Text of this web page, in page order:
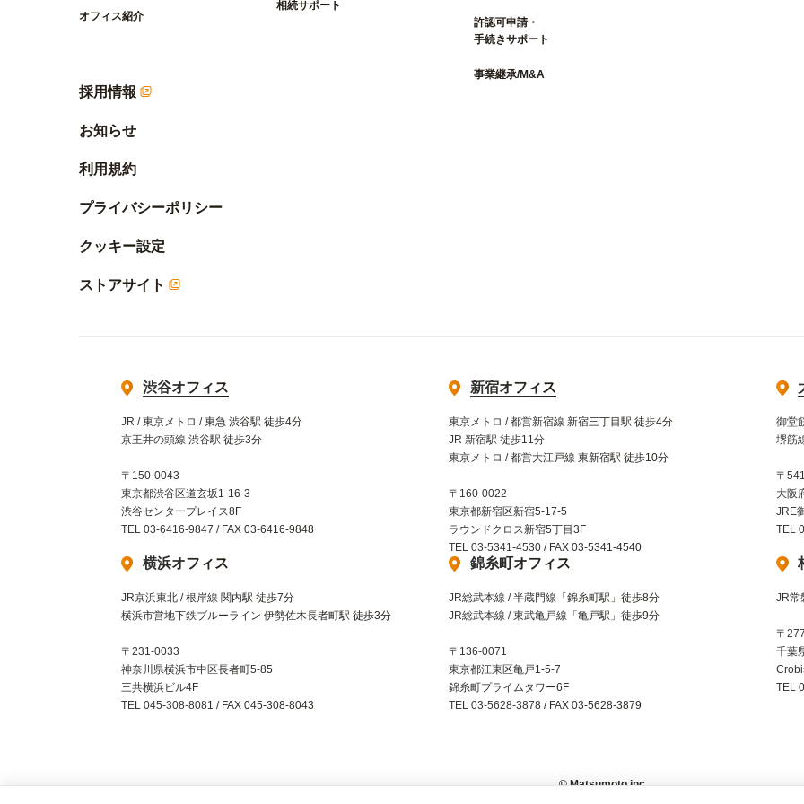
オフィス紹介
相続サポート
許認可申請・
手続きサポート
事業継承/M&A
採用情報
お知らせ
利用規約
プライバシーポリシー
クッキー設定
ストアサイト
渋谷オフィス
JR / 東京メトロ / 東急 渋谷駅 徒歩4分
京王井の頭線 渋谷駅 徒歩3分
〒150-0043
東京都渋谷区道玄坂1-16-3
渋谷センタープレイス8F
TEL 03-6416-9847 / FAX 03-6416-9848
新宿オフィス
東京メトロ / 都営新宿線 新宿三丁目駅 徒歩4分
JR 新宿駅 徒歩11分
東京メトロ / 都営大江戸線 東新宿駅 徒歩10分
〒160-0022
東京都新宿区新宿5-17-5
ラウンドクロス新宿5丁目3F
TEL 03-5341-4530 / FAX 03-5341-4540
御堂
堺筋
〒
大阪
JRE
TEL
横浜オフィス
JR京浜東北 / 根岸線 関内駅 徒歩7分
横浜市営地下鉄ブルーライン 伊勢佐木長者町駅 徒歩3分
〒231-0033
神奈川県横浜市中区長者町5-85
三共横浜ビル4F
TEL 045-308-8081 / FAX 045-308-8043
錦糸町オフィス
JR総武本線 / 半蔵門線「錦糸町駅」徒歩8分
JR総武本線 / 東武亀戸線「亀戸駅」徒歩9分
〒136-0071
東京都江東区亀戸1-5-7
錦糸町プライムタワー6F
TEL 03-5628-3878 / FAX 03-5628-3879
JR常
〒
千葉
TEL
© Matsumoto inc.